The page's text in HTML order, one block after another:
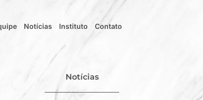
Notícias Instituto Contato
Notícias